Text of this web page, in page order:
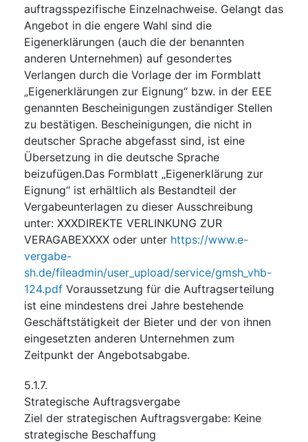
auftragsspezifische Einzelnachweise. Gelangt das
Angebot in die engere Wahl sind die
Eigenerklärungen (auch die der benannten
anderen Unternehmen) auf gesondertes
Verlangen durch die Vorlage der im Formblatt
„Eigenerklärungen zur Eignung“ bzw. in der EEE
genannten Bescheinigungen zuständiger Stellen
zu bestätigen. Bescheinigungen, die nicht in
deutscher Sprache abgefasst sind, ist eine
Übersetzung in die deutsche Sprache
beizufügen.Das Formblatt „Eigenerklärung zur
Eignung“ ist erhältlich als Bestandteil der
Vergabeunterlagen zu dieser Ausschreibung
unter: XXXDIREKTE VERLINKUNG ZUR
VERAGABEXXXX oder unter https://www.e-
vergabe-
sh.de/fileadmin/user_upload/service/gmsh_vhb-
124.pdf Voraussetzung für die Auftragserteilung
ist eine mindestens drei Jahre bestehende
Geschäftstätigkeit der Bieter und der von ihnen
eingesetzten anderen Unternehmen zum
Zeitpunkt der Angebotsabgabe.
5.1.7.
Strategische Auftragsvergabe
Ziel der strategischen Auftragsvergabe: Keine
strategische Beschaffung